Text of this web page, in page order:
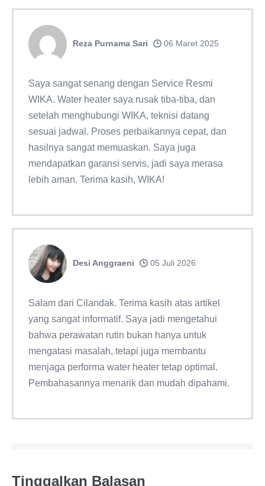
Reza Purnama Sari 06 Maret 2025
Saya sangat senang dengan Service Resmi
WIKA. Water heater saya rusak tiba-tiba, dan
setelah menghubungi WIKA, teknisi datang
sesuai jadwal. Proses perbaikannya cepat, dan
hasilnya sangat memuaskan. Saya juga
mendapatkan garansi servis, jadi saya merasa
lebih aman. Terima kasih, WIKA!
Desi Anggraeni 05 Juli 2026
Salam dari Cilandak. Terima kasih atas artikel
yang sangat informatif. Saya jadi mengetahui
bahwa perawatan rutin bukan hanya untuk
mengatasi masalah, tetapi juga membantu
menjaga performa water heater tetap optimal.
Pembahasannya menarik dan mudah dipahami.
Tinggalkan Balasan